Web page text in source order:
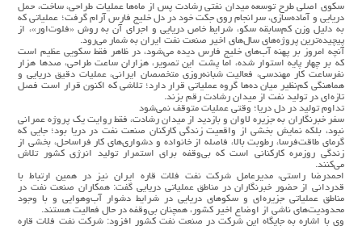
سکوی اصلی طرح توسعه میدان نفتی رشادت پس از ماه‌ها عملیات طراحی، ساخت، حمل
دریایی و آماده‌سازی، سرانجام روی جکت خود در دل خلیج فارس آرام گرفت؛ عملیاتی که
به دلیل وزن کم‌سابقه سکو، شرایط خاص دریایی و اجرای آن به روش «فلوت‌اور»، از
پیچیده‌ترین پروژه‌های سال‌های اخیر صنعت نفت ایران به شمار می‌رود.
آنچه امروز بر پهنه آب‌های خلیج فارس دیده می‌شود، در ظاهر فقط سکویی عظیم است
که بر چهار پایه استوار شده، اما پشت این تصویر، هزاران ساعت طراحی، صدها هزار
نفرساعت کار مهندسی، فعالیت شبانه‌روزی متخصصان ایرانی، عملیات دقیق دریایی و
هماهنگی کم‌نظیر میان ده‌ها گروه عملیاتی قرار دارد؛ تلاشی که اکنون قرار است فصل
تازه‌ای در تولید نفت از میدان رشادت رقم بزند.
تداوم تولید در دل دریا؛ وقتی عملیات متوقف نمی‌شود
سفر خبرنگاران به جزیره لاوان و بازدید از میدان رشادت، فقط روایت یک پروژه عمرانی
نبود، بلکه نمایش بخشی از واقعیت زندگی کارکنان صنعت نفت در دریا بود؛ جایی که
گرمای طاقت‌فرسا، رطوبت بالا، فاصله از خانواده و دشواری‌های کار فراساحل، بخشی از
زندگی روزمره کارکنانی است که بی‌وقفه برای استمرار تولید انرژی کشور تلاش
می‌کنند.
احمدرضا راستی، مدیرعامل شرکت نفت فلات قاره ایران نیز در همین ارتباط با
قدردانی از حضور خبرنگاران در مناطق عملیاتی دریایی گفت: همکاران صنعت نفت در
مناطق عملیاتی جزیره‌ای و سکوهای دریایی در شرایط دشوار آب‌وهوایی و با وجود
محدودیت‌های ناشی از اوضاع اخیر کشور، همچنان بی‌وقفه در حال فعالیت هستند.
وی با اشاره به جایگاه این شرکت در صنعت نفت کشور افزود: شرکت نفت فلات قاره